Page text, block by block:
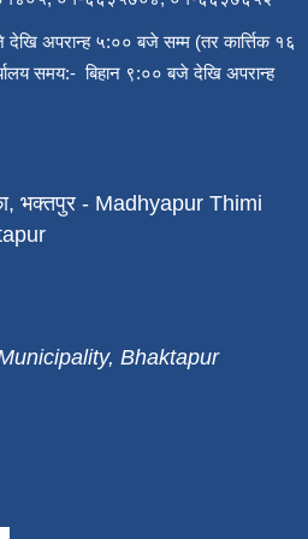
अपरान्ह ५:०० बजे सम्म (तर कार्त्तिक १६
समय:- बिहान ९:०० बजे देखि अपरान्ह
भक्तपुर - Madhyapur Thimi
Bhaktapur